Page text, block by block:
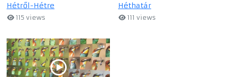
Hétről-Hétre
115 views
Héthatár
111 views